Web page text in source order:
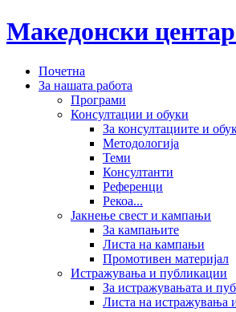
Македонски
Почетна
За нашата работа
Програми
Консултации и обуки
За консултациите и
Методологија
Теми
Консултанти
Референци
Рекоа...
Јакнење свест и кампањи
За кампањите
Листа на кампањи
Промотивен материјал
Истражувања и публикации
За истражувањата и
Листа на истражувања